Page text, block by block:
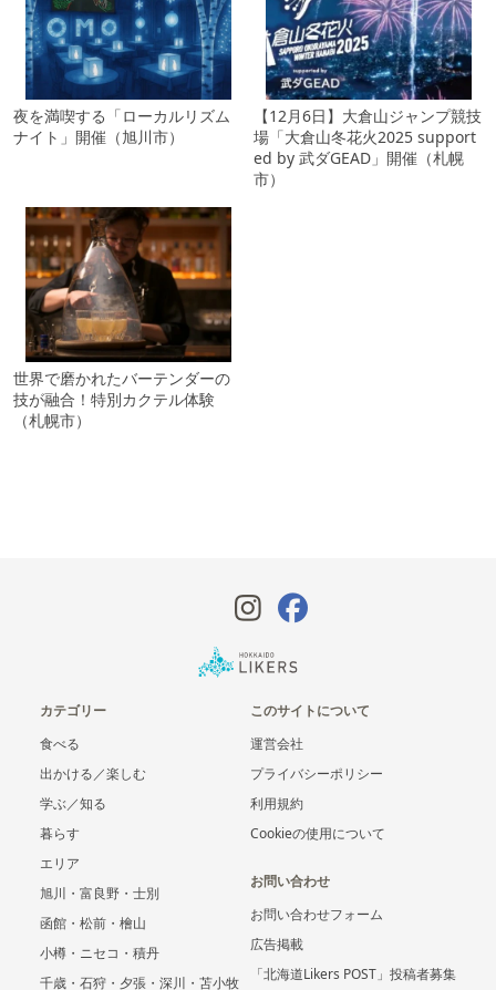
夜を満喫する「ローカルリズム
ナイト」開催（旭川市）
【12月6日】大倉山ジャンプ競技
場「大倉山冬花火2025 support
ed by 武ダGEAD」開催（札幌
市）
世界で磨かれたバーテンダーの
技が融合！特別カクテル体験
（札幌市）
カテゴリー
食べる
出かける／楽しむ
学ぶ／知る
暮らす
エリア
旭川・富良野・士別
函館・松前・檜山
小樽・ニセコ・積丹
千歳・石狩・夕張・深川・苫小牧
このサイトについて
運営会社
プライバシーポリシー
利用規約
Cookieの使用について
お問い合わせ
お問い合わせフォーム
広告掲載
「北海道Likers POST」投稿者募集